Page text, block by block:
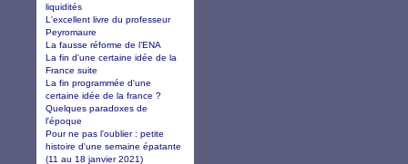
liquidités
L'excellent livre du professeur
Peyromaure
La fausse réforme de l’ENA
La fin d'une certaine idée de la
France suite
La fin programmée d'une
certaine idée de la france ?
Quelques paradoxes de
l'époque
Pour ne pas l'oublier : petite
histoire d'une semaine épatante
(11 au 18 janvier 2021)